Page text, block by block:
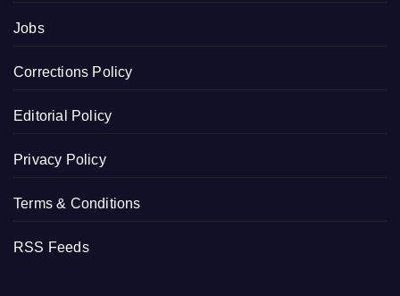
Jobs
Corrections Policy
Editorial Policy
Privacy Policy
Terms & Conditions
RSS Feeds